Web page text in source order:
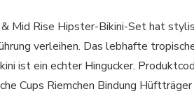
Mid Rise Hipster-Bikini-Set hat
verleihen. Das lebhafte
ist ein echter Hingucker.
Cups Riemchen Bindung